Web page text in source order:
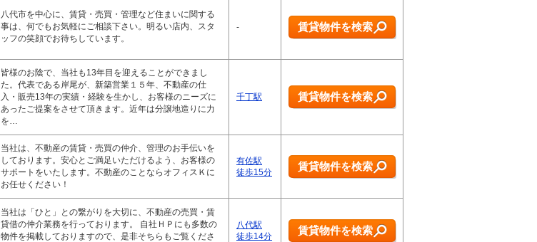
八代市を中心に、賃貸・売買・管理など住まいに関する
事は、何でもお気軽にご相談下さい。明るい店内、スタ
ッフの笑顔でお待ちしています。
- 賃貸物件を検索
皆様のお陰で、当社も13年目を迎えることができまし
た。代表である岸尾が、新築営業１５年、不動産の仕
入・販売13年の実績・経験を生かし、お客様のニーズに
あったご提案をさせて頂きます。近年は分譲地造りに力
を…
千丁駅 賃貸物件を検索
当社は、不動産の賃貸・売買の仲介、管理のお手伝いを
しております。安心とご満足いただけるよう、お客様の
サポートをいたします。不動産のことならオフィスＫに
お任せください！
有佐駅
徒歩15分
賃貸物件を検索
当社は「ひと」との繋がりを大切に、不動産の売買・賃
貸借の仲介業務を行っております。 自社ＨＰにも多数の
物件を掲載しておりますので、是非そちらもご覧くださ
八代駅
徒歩14分
賃貸物件を検索